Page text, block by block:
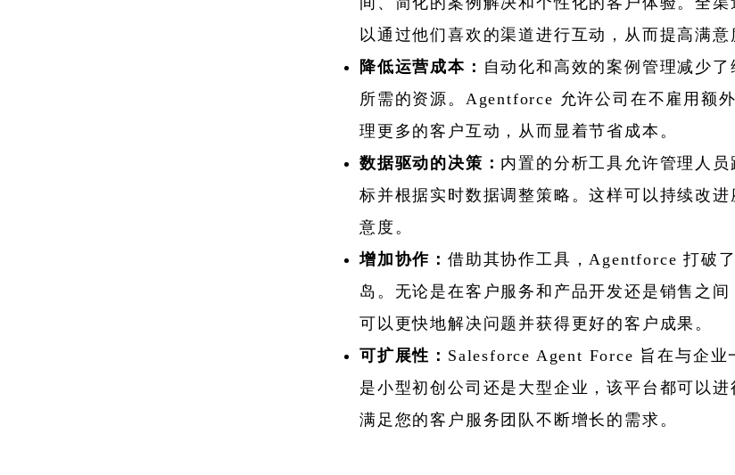
以通过他们喜欢的渠道进行互动，从而提高满意
降低运营成本： 自动化和高效的案例管理减少
所需的资源。Agentforce 允许公司在不雇用额
理更多的客户互动，从而显着节省成本。
数据驱动的决策： 内置的分析工具允许管理人员
标并根据实时数据调整策略。这样可以持续改
意度。
增加协作： 借助其协作工具，Agentforce 打破
岛。无论是在客户服务和产品开发还是销售之
可以更快地解决问题并获得更好的客户成果。
可扩展性： Salesforce Agent Force 旨在与企业
是小型初创公司还是大型企业，该平台都可以进
满足您的客户服务团队不断增长的需求。